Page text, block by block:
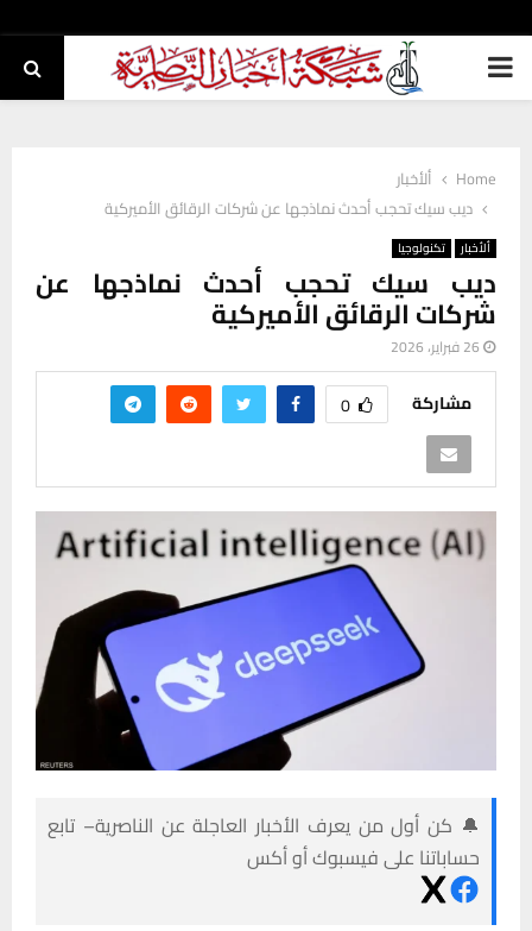
PRIMARY
Home
ألأخبار
ديب سيك تحجب أحدث نماذجها عن شركات الرقائق الأميركية
ألأخبار تكنولوجيا
ديب سيك تحجب أحدث نماذجها عن
شركات الرقائق الأميركية
26 فبراير، 2026
مشاركة 0
🔔 كن أول من يعرف الأخبار العاجلة عن الناصرية– تابع
حساباتنا على فيسبوك أو أكس